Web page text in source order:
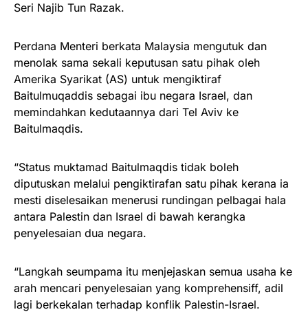
Seri Najib Tun Razak.
Perdana Menteri berkata Malaysia mengutuk dan
menolak sama sekali keputusan satu pihak oleh
Amerika Syarikat (AS) untuk mengiktiraf
Baitulmuqaddis sebagai ibu negara Israel, dan
memindahkan kedutaannya dari Tel Aviv ke
Baitulmaqdis.
“Status muktamad Baitulmaqdis tidak boleh
diputuskan melalui pengiktirafan satu pihak kerana ia
mesti diselesaikan menerusi rundingan pelbagai hala
antara Palestin dan Israel di bawah kerangka
penyelesaian dua negara.
“Langkah seumpama itu menjejaskan semua usaha ke
arah mencari penyelesaian yang komprehensiff, adil
lagi berkekalan terhadap konflik Palestin-Israel.